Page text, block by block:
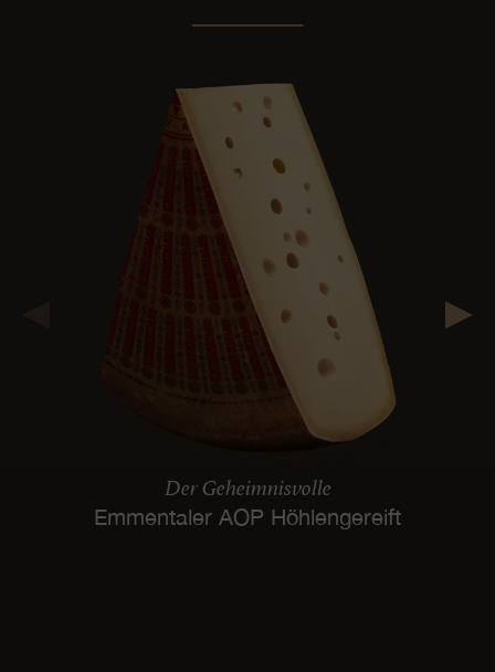
Der Geheimnisvolle
Emmentaler AOP Höhlengereift